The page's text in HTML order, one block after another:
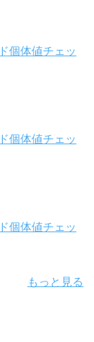
個体値チェッ
個体値チェッ
個体値チェッ
もっと見る